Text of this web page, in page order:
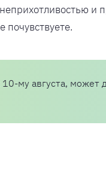
му августа, может